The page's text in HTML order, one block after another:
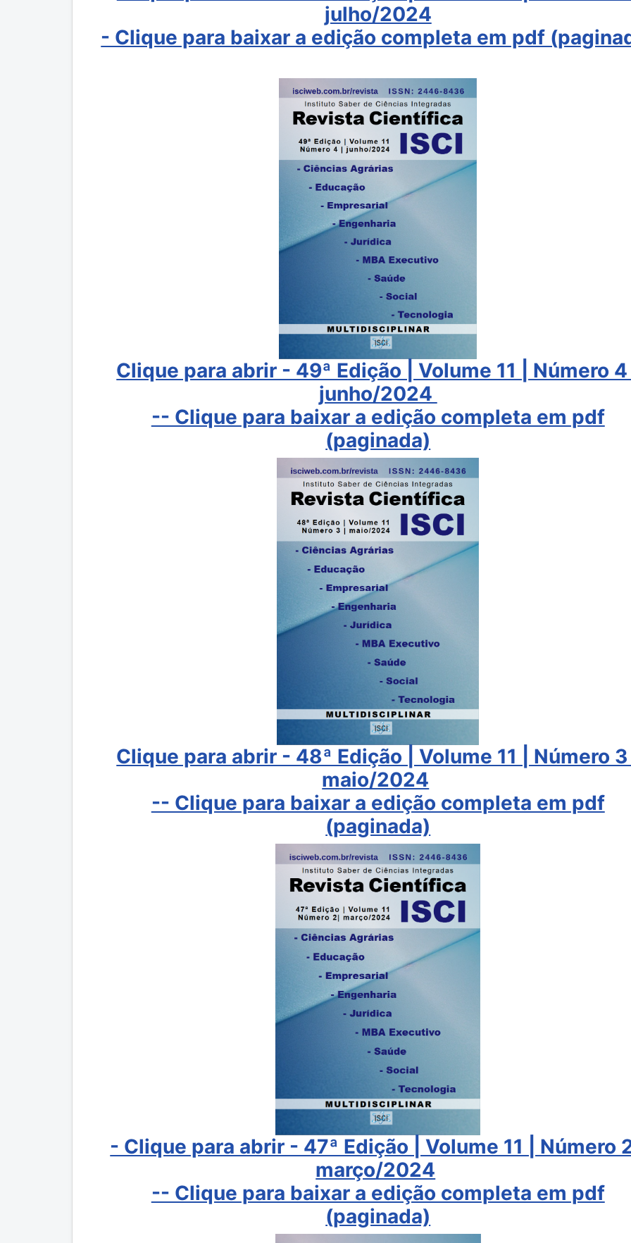
julho/2024
- Clique para baixar a edição completa em pdf
Clique para abrir - 49ª Edição | Volume 11 | Número
junho/2024
-- Clique para baixar a edição completa em pdf
(paginada)
Clique para abrir - 48ª Edição | Volume 11 | Número
maio/2024
-- Clique para baixar a edição completa em pdf
(paginada)
- Clique para abrir - 47ª Edição | Volume 11 | Número
março/2024
-- Clique para baixar a edição completa em pdf
(paginada)